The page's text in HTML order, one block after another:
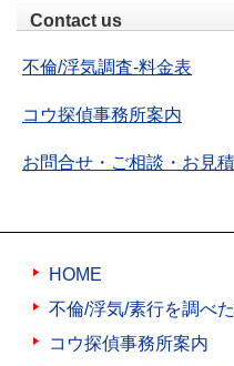
Contact us
不倫/浮気調査-料金表
コウ探偵事務所案内
お問合せ・ご相談・お見積
HOME
不倫/浮気/素行を調べ
コウ探偵事務所案内